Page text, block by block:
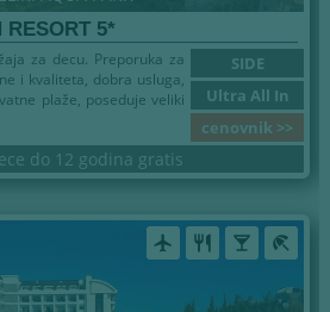
RESORT 5*
SIDE
Ultra All In
cenovnik >>
za decu. Preporuka za
i kvaliteta, dobra usluga,
plaže, poseduje veliki
do 12 godina gratis
airplanemode_active restaurant local_bar beach_access